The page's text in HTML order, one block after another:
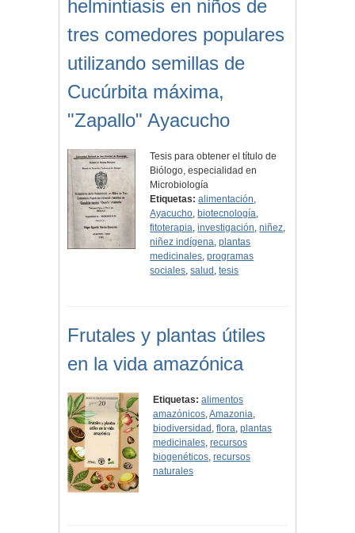
helmintiasis en niños de
tres comedores populares
utilizando semillas de
Cucúrbita máxima,
"Zapallo" Ayacucho
Tesis para obtener el título de
Biólogo, especialidad en
Microbiología
Etiquetas: alimentación,
Ayacucho, biotecnología,
fitoterapia,investigación,niñez,
niñez indígena,plantas
medicinales,programas
sociales,salud ,tesis
Frutales y plantas útiles
en la vida amazónica
Etiquetas: alimentos
amazónicos,Amazonia,
biodiversidad ,flora,plantas
medicinales,recursos
biogenéticos,recursos
naturales